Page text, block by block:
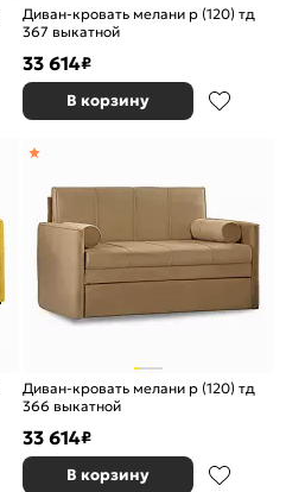
Диван-кровать мелани р (120) тд
367 выкатной
33 614₽
В корзину
Диван-кровать мелани р (120) тд
366 выкатной
33 614₽
В корзину